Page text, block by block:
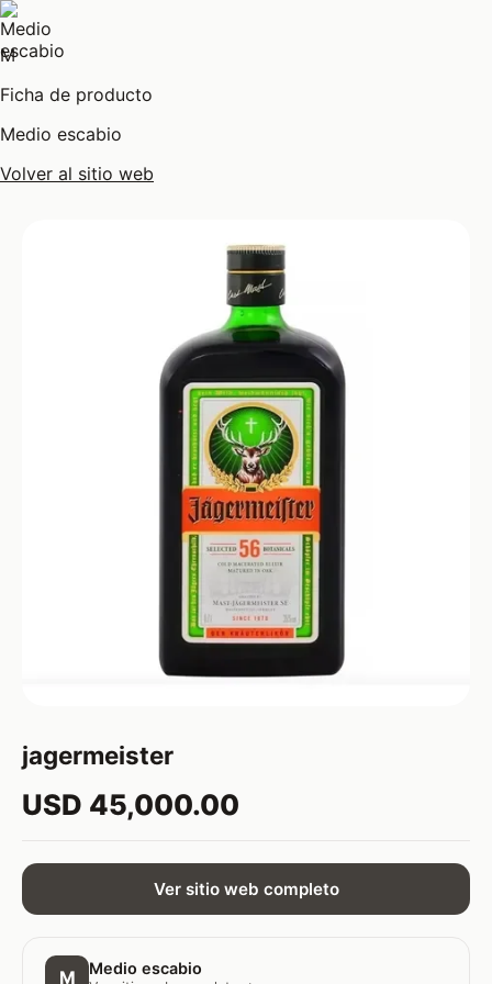
M
Ficha de producto
Medio escabio
Volver al sitio web
jagermeister
USD 45,000.00
Ver sitio web completo
M Medio escabio